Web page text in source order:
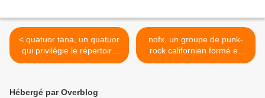
< quatuor tana, un quatuor
qui privilégie le répertoire
moderne et contemporain
nofx, un groupe de punk-
rock californien formé en
1983 qualifié par la presse
Hébergé par Overblog